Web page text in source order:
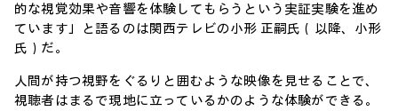
的な視覚効果や音響を体験してもらうという実証実験を進め
ています」と語るのは関西テレビの小形 正嗣氏（以降、小形
氏）だ。
人間が持つ視野をぐるりと囲むような映像を見せることで、
視聴者はまるで現地に立っているかのような体験ができる。